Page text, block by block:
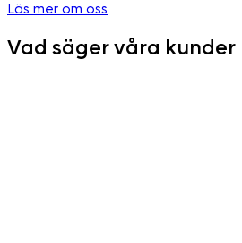
Läs mer om oss
Vad säger våra kunder